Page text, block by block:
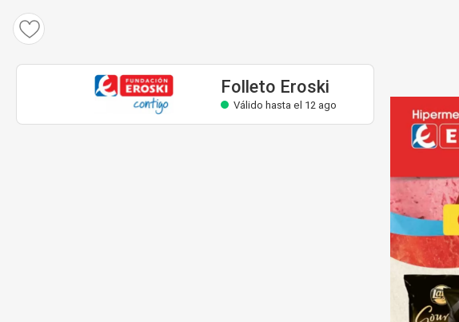
Folleto Eroski
Válido hasta el 12 ago